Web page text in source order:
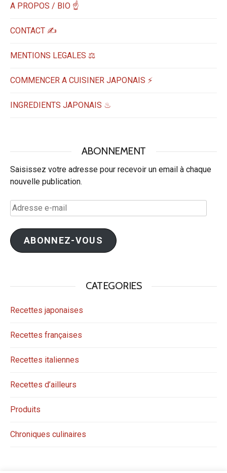
A PROPOS / BIO ☝
CONTACT ✍️
MENTIONS LEGALES ⚖️
COMMENCER A CUISINER JAPONAIS ⚡
INGREDIENTS JAPONAIS ♨
ABONNEMENT
Saisissez votre adresse pour recevoir un email à chaque
nouvelle publication.
Adresse
e-
mail
ABONNEZ-VOUS
CATEGORIES
Recettes japonaises
Recettes françaises
Recettes italiennes
Recettes d’ailleurs
Produits
Chroniques culinaires